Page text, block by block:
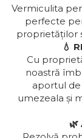
Vermiculita
perfecte
proprietăților
💧
Cu
noastră
aportul
umezeala și
🌿